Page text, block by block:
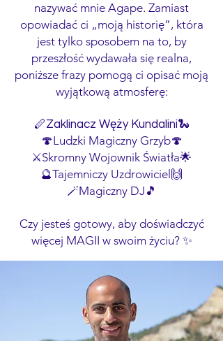
nazywać mnie Agape. Zamiast
opowiadać ci „moją historię”, która
jest tylko sposobem na to, by
przeszłość wydawała się realna,
poniższe frazy pomogą ci opisać moją
wyjątkową atmosferę:
🪈Zaklinacz Węży Kundalini🐍
🍄Ludzki Magiczny Grzyb🍄
⚔️Skromny Wojownik Światła🌟
🔮Tajemniczy Uzdrowiciel🙌
🪄Magiczny DJ🎵
Czy jesteś gotowy, aby doświadczyć
więcej MAGII w swoim życiu? ✨